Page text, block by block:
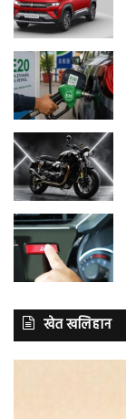
खेत खलिहान